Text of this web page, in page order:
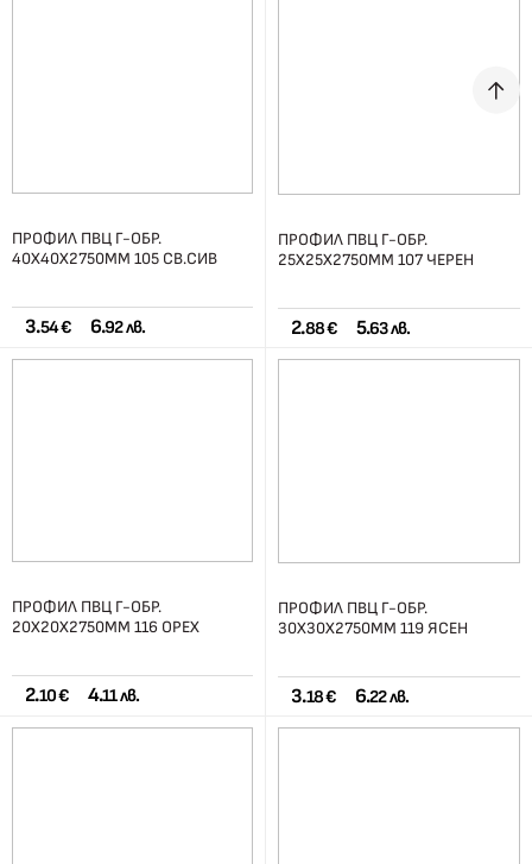
ПРОФИЛ ПВЦ Г-ОБР.
40Х40Х2750ММ 105 СВ.СИВ
3.54 € 6.92 лв.
ПРОФИЛ ПВЦ Г-ОБР.
25Х25Х2750ММ 107 ЧЕРЕН
2.88 € 5.63 лв.
ПРОФИЛ ПВЦ Г-ОБР.
20Х20Х2750ММ 116 ОРЕХ
2.10 € 4.11 лв.
ПРОФИЛ ПВЦ Г-ОБР.
30Х30Х2750ММ 119 ЯСЕН
3.18 € 6.22 лв.